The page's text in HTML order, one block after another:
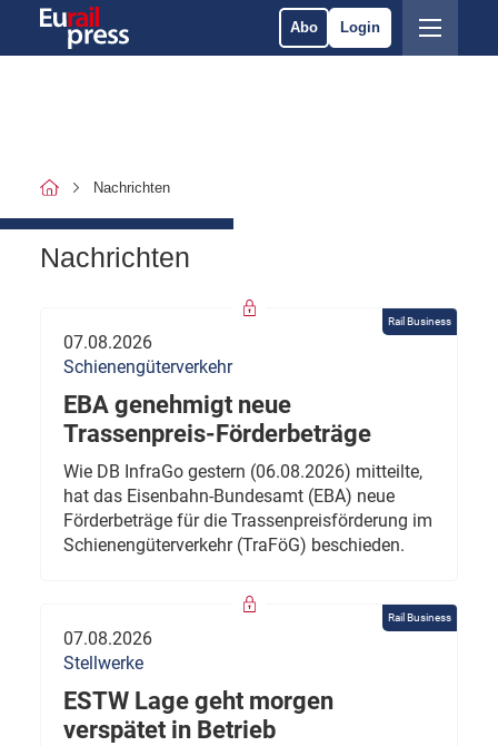
Abo Login
Nachrichten
Nachrichten
Rail Business
07.08.2026
Schienengüterverkehr
EBA genehmigt neue
Trassenpreis-Förderbeträge
Wie DB InfraGo gestern (06.08.2026) mitteilte,
hat das Eisenbahn-Bundesamt (EBA) neue
Förderbeträge für die Trassenpreisförderung im
Schienengüterverkehr (TraFöG) beschieden.
Rail Business
07.08.2026
Stellwerke
ESTW Lage geht morgen
verspätet in Betrieb